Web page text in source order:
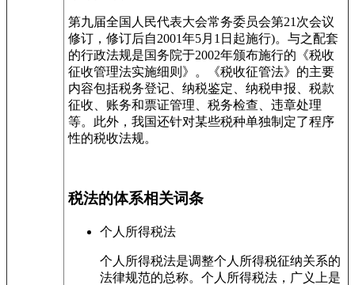
第九届全国人民代表大会常务委员会第21次会议
修订，修订后自2001年5月1日起施行)。与之配套
的行政法规是国务院于2002年颁布施行的《税收
征收管理法实施细则》。《税收征管法》的主要
内容包括税务登记、纳税鉴定、纳税申报、税款
征收、账务和票证管理、税务检查、违章处理
等。此外，我国还针对某些税种单独制定了程序
性的税收法规。
税法的体系相关词条
个人所得税法
个人所得税法是调整个人所得税征纳关系的
法律规范的总称。个人所得税法，广义上是